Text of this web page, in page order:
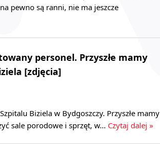
pewno są ranni, nie ma jeszcze
personel. Przyszłe mamy
[zdjęcia]
Biziela w Bydgoszczy. Przyszłe mamy
sale porodowe i sprzęt, w… Czytaj dalej »